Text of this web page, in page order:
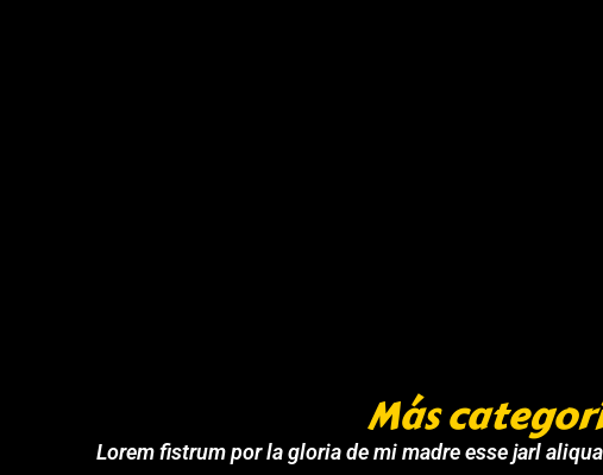
Más
Lorem fistrum por la gloria de mi madre esse jarl